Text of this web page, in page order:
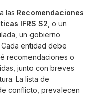
las Recomendaciones
IFRS S2 , o un
un gobierno
entidad debe
recomendaciones o
junto con breves
La lista de
conflicto, prevalecen